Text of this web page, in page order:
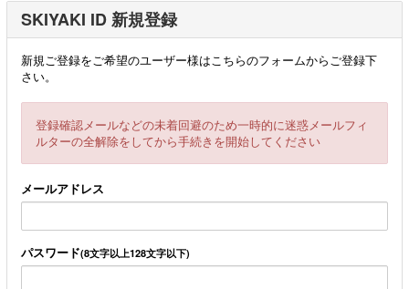
SKIYAKI ID 新規登録
新規ご登録をご希望のユーザー様はこちらのフォームからご登録下
さい。
登録確認メールなどの未着回避のため一時的に迷惑メールフィ
ルターの全解除をしてから手続きを開始してください
メールアドレス
パスワード(8文字以上128文字以下)